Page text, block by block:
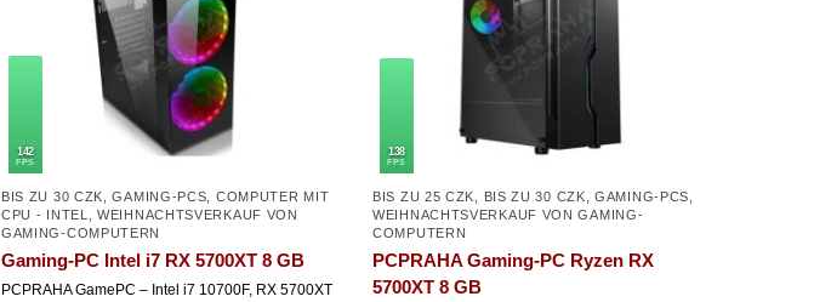
142
FPS
BIS ZU 30 CZK ,GAMING-PCS
COMPUTER MIT
CPU - INTEL
,WEIHNACHTSVERKAUF VON
GAMING-COMPUTERN
Gaming-PC Intel i7 RX 5700XT 8 GB
PCPRAHA GamePC – Intel i7 10700F, RX 5700XT
138
FPS
BIS ZU 25 CZK BIS ZU 30 CZK ,GAMING-PCS
WEIHNACHTSVERKAUF VON GAMING-
COMPUTERN
PCPRAHA Gaming-PC Ryzen RX
5700XT 8 GB